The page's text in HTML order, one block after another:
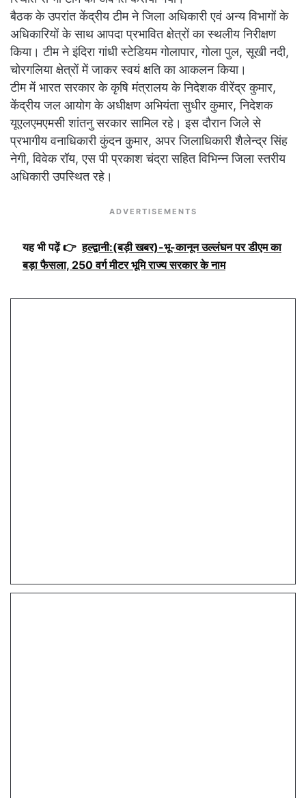
बैठक के उपरांत केंद्रीय टीम ने जिला अधिकारी एवं अन्य विभागों के
अधिकारियों के साथ आपदा प्रभावित क्षेत्रों का स्थलीय निरीक्षण
किया। टीम ने इंदिरा गांधी स्टेडियम गोलापार, गोला पुल, सूखी नदी,
चोरगलिया क्षेत्रों में जाकर स्वयं क्षति का आकलन किया।
टीम में भारत सरकार के कृषि मंत्रालय के निदेशक वीरेंद्र कुमार,
केंद्रीय जल आयोग के अधीक्षण अभियंता सुधीर कुमार, निदेशक
यूएलएमएमसी शांतनु सरकार सामिल रहे। इस दौरान जिले से
प्रभागीय वनाधिकारी कुंदन कुमार, अपर जिलाधिकारी शैलेन्द्र सिंह
नेगी, विवेक रॉय, एस पी प्रकाश चंद्रा सहित विभिन्न जिला स्तरीय
अधिकारी उपस्थित रहे।
ADVERTISEMENTS
यह भी पढ़ें 👉 हल्द्वानी:(बड़ी खबर)-भू-कानून उल्लंघन पर डीएम का
बड़ा फैसला, 250 वर्ग मीटर भूमि राज्य सरकार के नाम